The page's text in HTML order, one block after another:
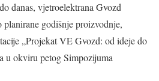
danas, vjetroelektrana Gvozd
godišnje proizvodnje,
„Projekat VE Gvozd: od ideje do
u okviru petog Simpozijuma